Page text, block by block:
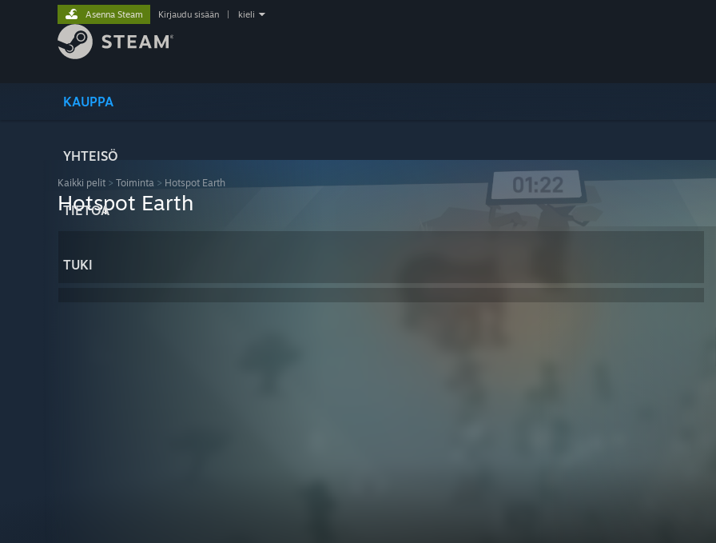
KAUPPA
YHTEISÖ
TIETOA
TUKI
Asenna Steam Kirjaudu sisään kieli
Kaikki pelit > Toiminta > Hotspot Earth
Hotspot Earth